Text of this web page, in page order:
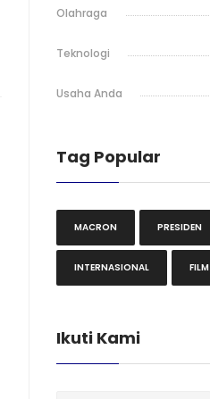
Olahraga
Teknologi
Usaha Anda
Tag Popular
MACRON PRESIDEN
INTERNASIONAL FILM
Ikuti Kami